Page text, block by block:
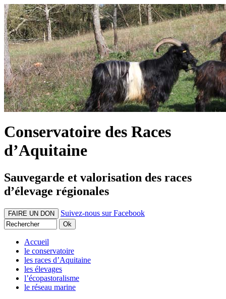
Conservatoire des Races
d’Aquitaine
Sauvegarde et valorisation des races
d’élevage régionales
FAIRE UN DON Suivez-nous sur Facebook
Accueil
le conservatoire
les races d’Aquitaine
les élevages
l’écopastoralisme
le réseau marine